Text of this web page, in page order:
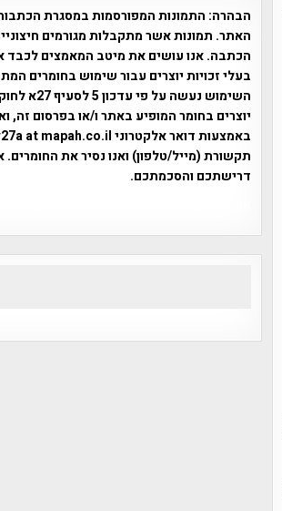
הבהרה: התמונות המפורסמות במסגרת
האתר. תמונות אשר מתקבלות מגורמים
הכתבה. אנו עושים את מיטב המאמצים לכבד
בעלי זכויות יוצרים עבור שימוש בחומרים
יוצרים בחומר המופיע באתר ו/או בפרסום
תקשורת (מייל/טלפון) ואנו נסיר את החומרים.
דרישתכם והסכמתכם.